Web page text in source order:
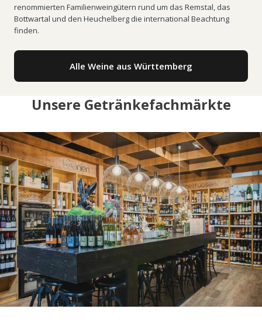
renommierten Familienweingütern rund um das Remstal, das
Bottwartal und den Heuchelberg die international Beachtung
finden.
Alle Weine aus Württemberg
Unsere Getränkefachmärkte